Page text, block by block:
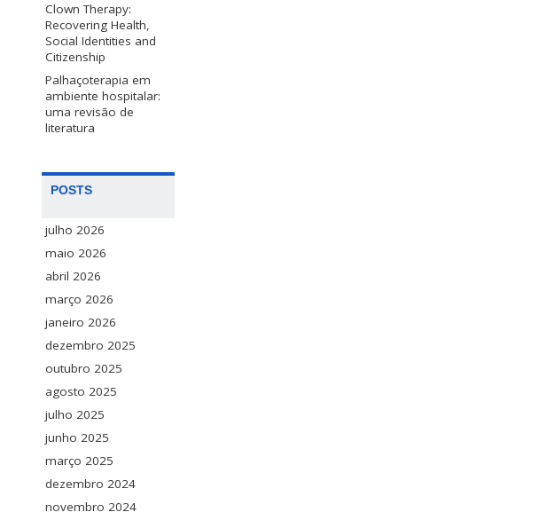
Clown Therapy:
Recovering Health,
Social Identities and
Citizenship
Palhaçoterapia em
ambiente hospitalar:
uma revisão de
literatura
POSTS
julho 2026
maio 2026
abril 2026
março 2026
janeiro 2026
dezembro 2025
outubro 2025
agosto 2025
julho 2025
junho 2025
março 2025
dezembro 2024
novembro 2024